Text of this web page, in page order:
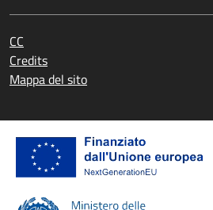
CC
Credits
Mappa del sito